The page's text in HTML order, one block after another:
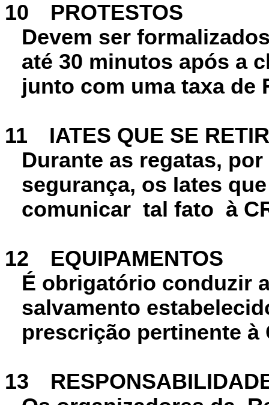
10
PROTESTOS
Devem ser
até 30 minutos após a
junto com uma taxa de
11
IATES QUE SE
Durante as regatas,
segurança, os Iates
comunicar tal fato à
12
EQUIPAMENTOS
É obrigatório conduzir
salvamento
prescrição pertinente à
13